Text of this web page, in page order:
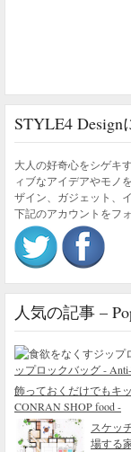
STYLE4 Design
大人の好奇心をシゲキ
ィブなアイデアやモノ
ザイン、ガジェット、
下記のアカウントをフ
人気の記事 –
ップロックバッグ -
飾っておくだけでもキ
CONRAN SHOP food -
スケッ
場する